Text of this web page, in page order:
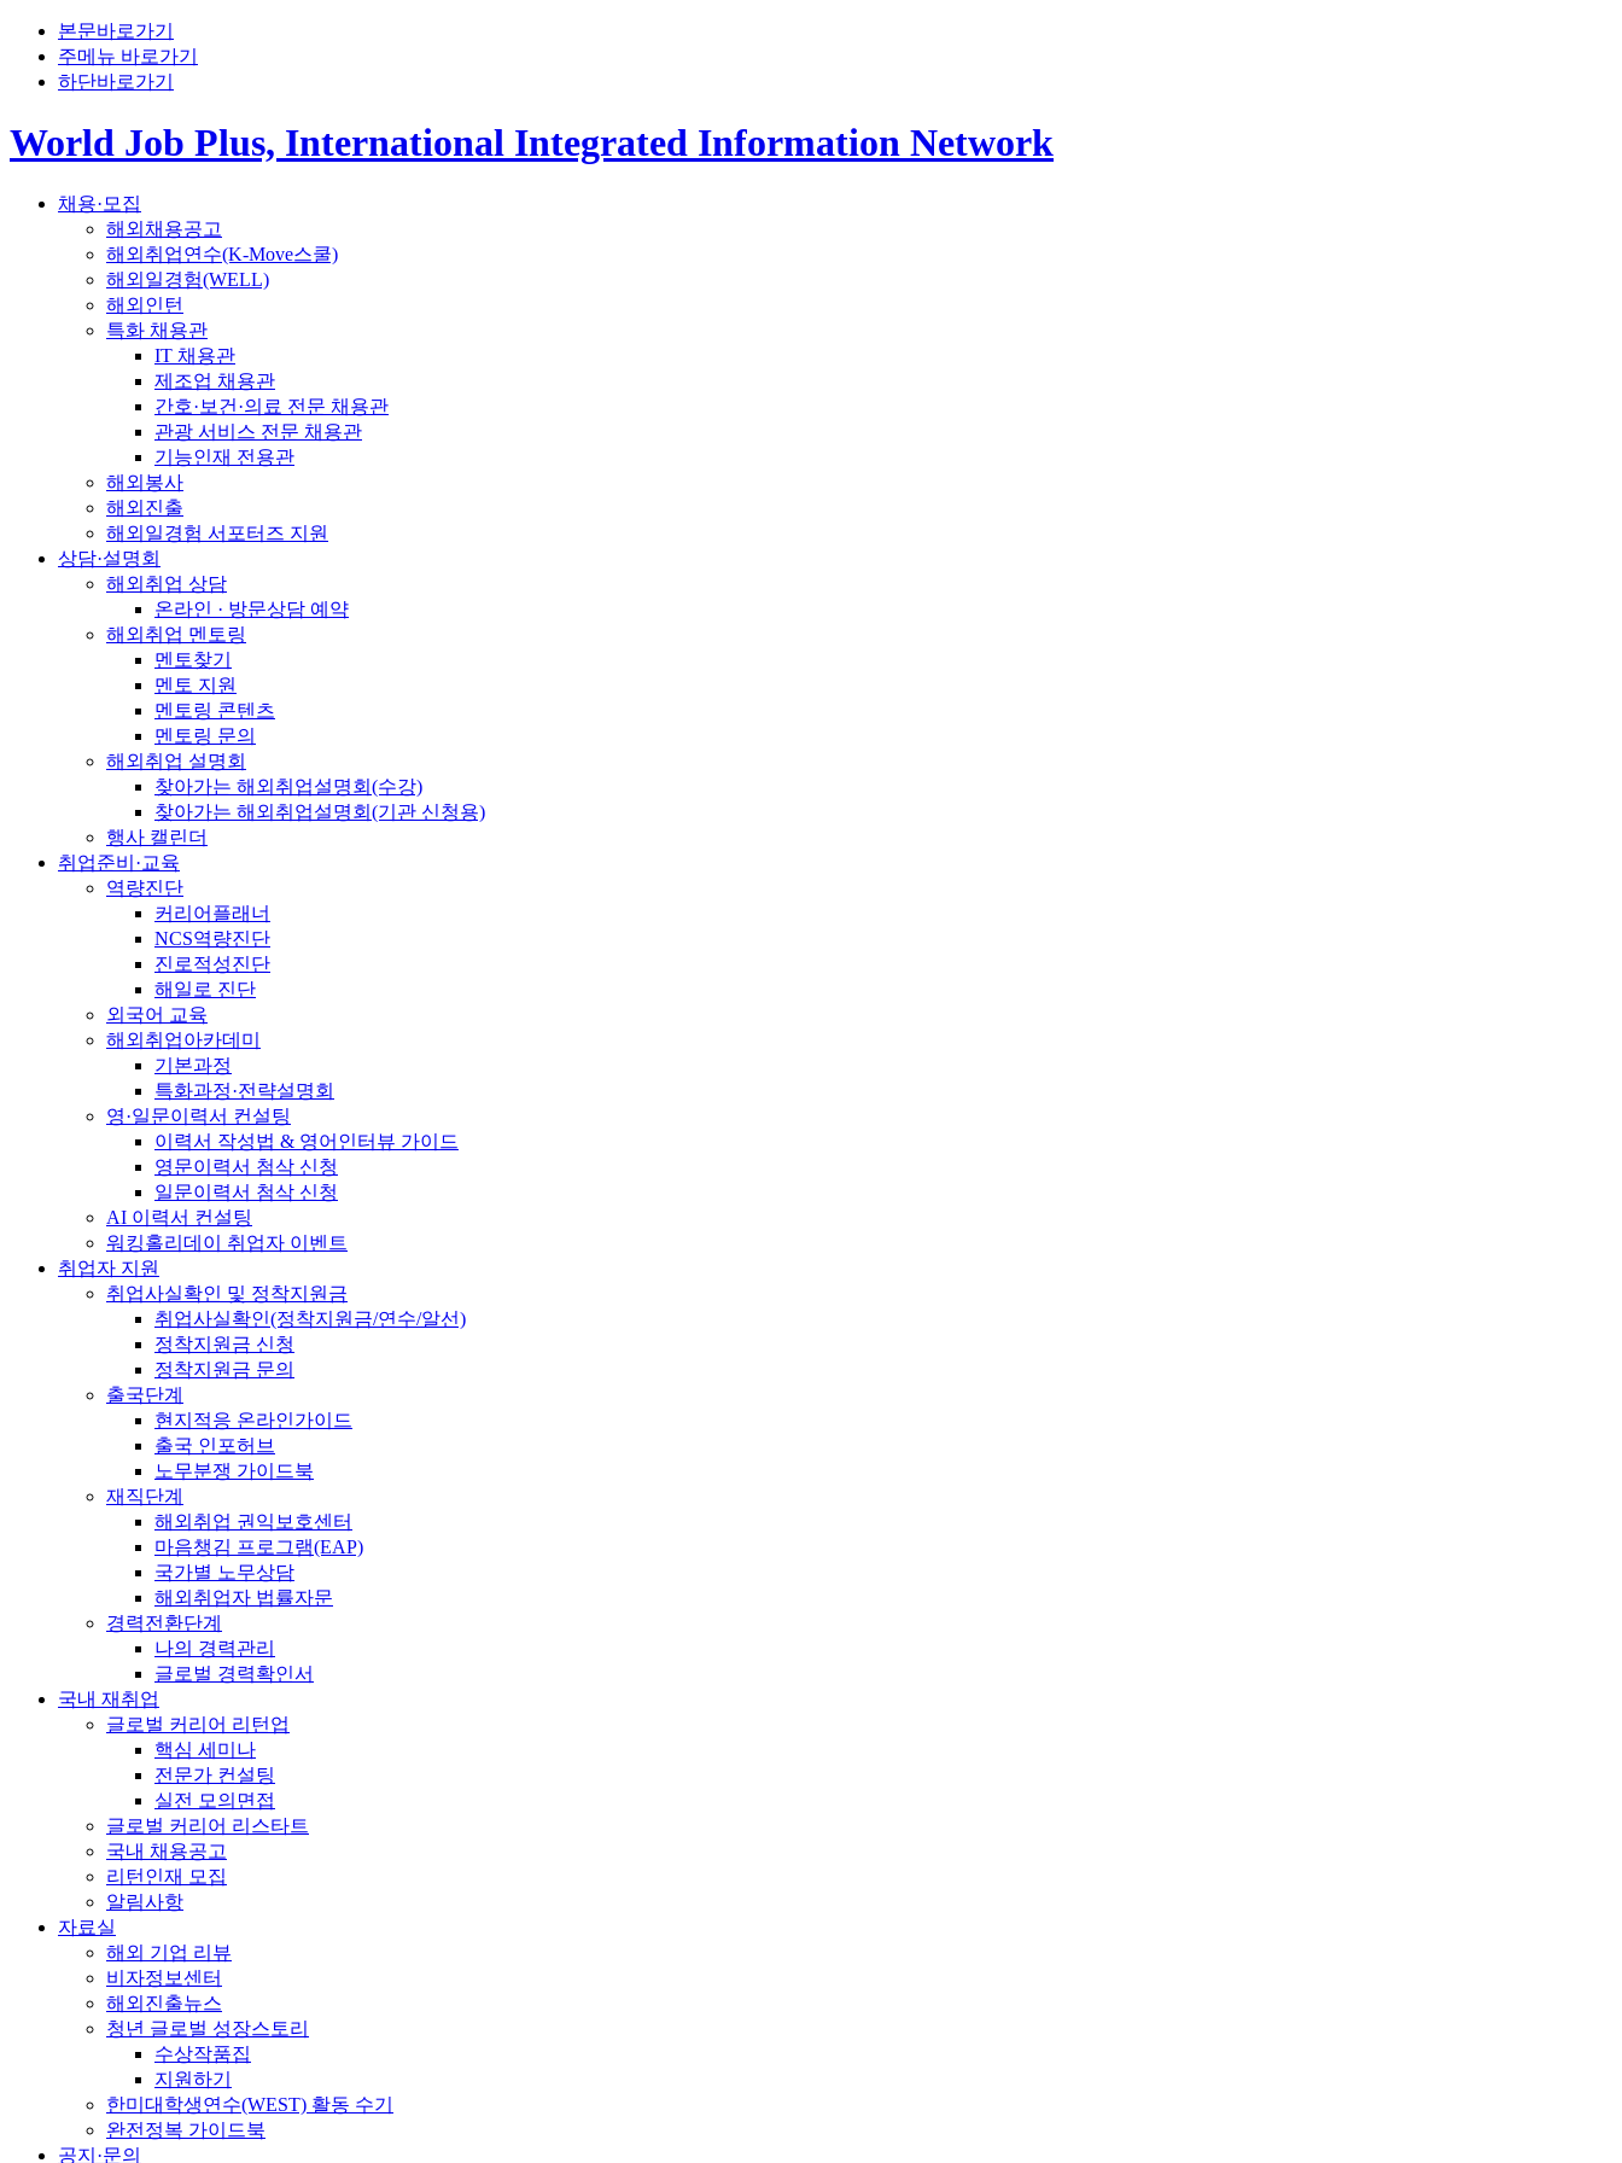
본문바로가기
주메뉴 바로가기
하단바로가기
World Job Plus, International Integrated Information Network
채용·모집
해외채용공고
해외취업연수(K-Move스쿨)
해외일경험(WELL)
해외인턴
특화 채용관
IT 채용관
제조업 채용관
간호·보건·의료 전문 채용관
관광 서비스 전문 채용관
기능인재 전용관
해외봉사
해외진출
해외일경험 서포터즈 지원
상담·설명회
해외취업 상담
온라인 · 방문상담 예약
해외취업 멘토링
멘토찾기
멘토 지원
멘토링 콘텐츠
멘토링 문의
해외취업 설명회
찾아가는 해외취업설명회(수강)
찾아가는 해외취업설명회(기관 신청용)
행사 캘린더
취업준비·교육
역량진단
커리어플래너
NCS역량진단
진로적성진단
해일로 진단
외국어 교육
해외취업아카데미
기본과정
특화과정·전략설명회
영·일문이력서 컨설팅
이력서 작성법 & 영어인터뷰 가이드
영문이력서 첨삭 신청
일문이력서 첨삭 신청
AI 이력서 컨설팅
워킹홀리데이 취업자 이벤트
취업자 지원
취업사실확인 및 정착지원금
취업사실확인(정착지원금/연수/알선)
정착지원금 신청
정착지원금 문의
출국단계
현지적응 온라인가이드
출국 인포허브
노무분쟁 가이드북
재직단계
해외취업 권익보호센터
마음챙김 프로그램(EAP)
국가별 노무상담
해외취업자 법률자문
경력전환단계
나의 경력관리
글로벌 경력확인서
국내 재취업
글로벌 커리어 리턴업
핵심 세미나
전문가 컨설팅
실전 모의면접
글로벌 커리어 리스타트
국내 채용공고
리턴인재 모집
알림사항
자료실
해외 기업 리뷰
비자정보센터
해외진출뉴스
청년 글로벌 성장스토리
수상작품집
지원하기
한미대학생연수(WEST) 활동 수기
완전정복 가이드북
공지·문의